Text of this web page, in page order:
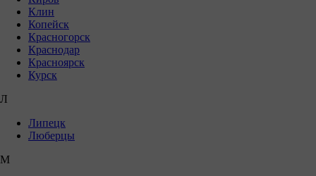
Клин
Копейск
Красногорск
Краснодар
Красноярск
Курск
Л
Липецк
Люберцы
М